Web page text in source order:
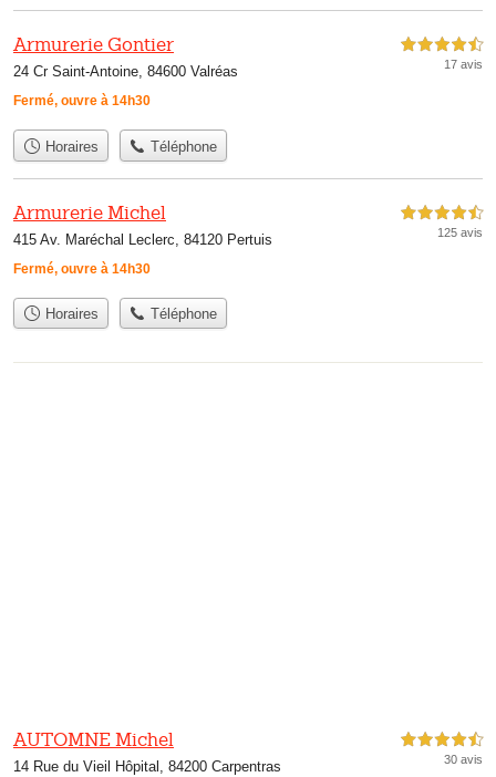
Armurerie Gontier
24 Cr Saint-Antoine, 84600 Valréas
Fermé, ouvre à 14h30
4,5 étoiles sur 5
17 avis
Horaires Téléphone
Armurerie Michel
415 Av. Maréchal Leclerc, 84120 Pertuis
Fermé, ouvre à 14h30
4,5 étoiles sur 5
125 avis
Horaires Téléphone
AUTOMNE Michel
14 Rue du Vieil Hôpital, 84200 Carpentras
4,5 étoiles sur 5
30 avis